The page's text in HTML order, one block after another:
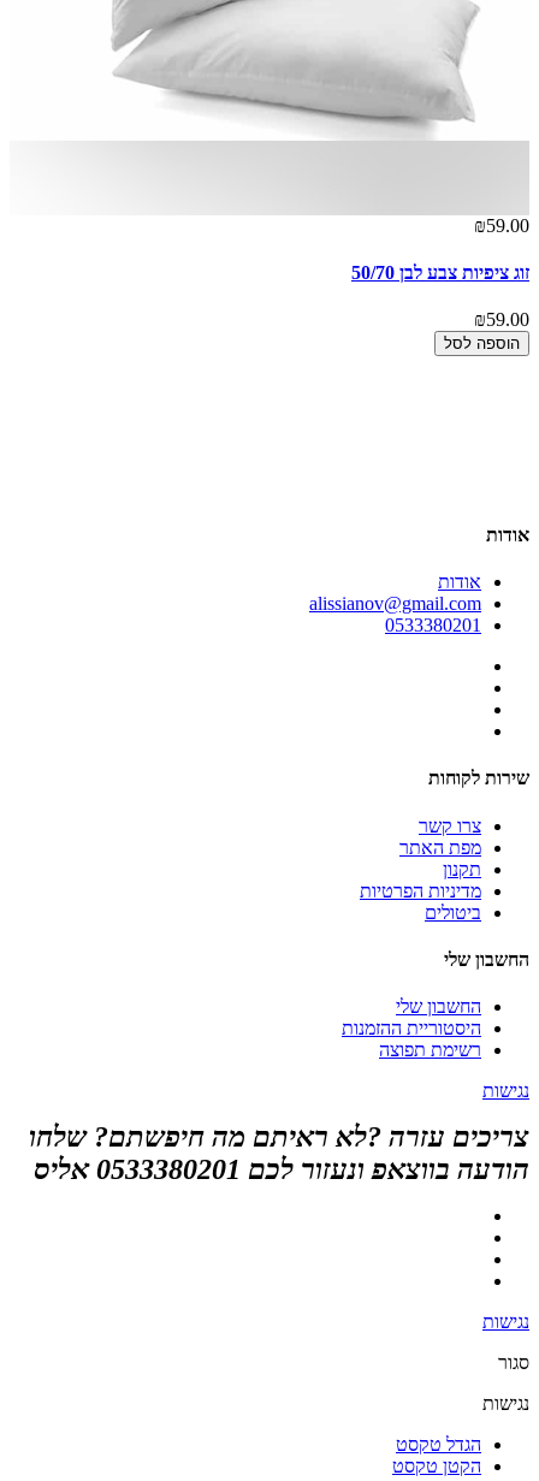
₪59.00
זוג ציפיות צבע לבן 50/70
₪59.00
הוספה לסל
אודות
אודות
alissianov@gmail.com
0533380201
שירות לקוחות
צרו קשר
מפת האתר
תקנון
מדיניות הפרטיות
ביטולים
החשבון שלי
החשבון שלי
היסטוריית ההזמנות
רשימת תפוצה
נגישות
צריכים עזרה ?לא ראיתם מה חיפשתם? שלחו
הודעה בווצאפ ונעזור לכם 0533380201 אליס
נגישות
סגור
נגישות
הגדל טקסט
הקטן טקסט